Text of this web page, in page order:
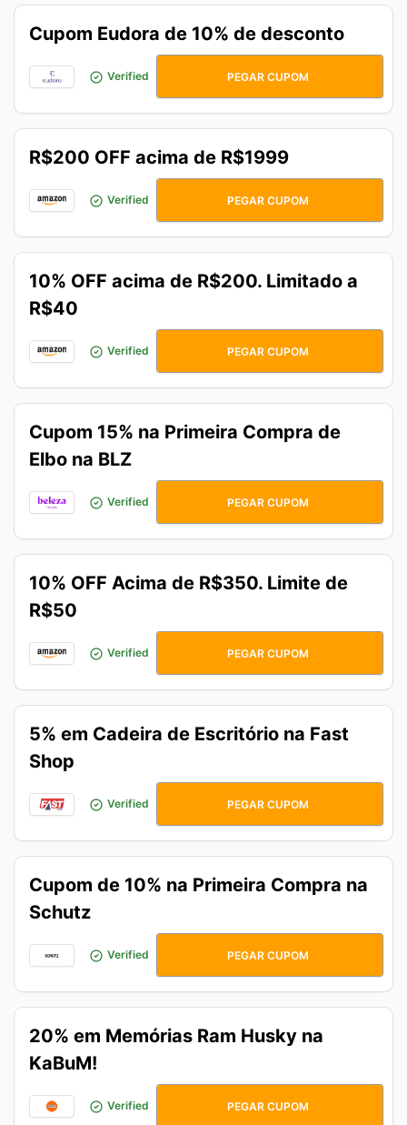
Cupom Eudora de 10% de desconto
Verified QUERO10
PEGAR CUPOM
R$200 OFF acima de R$1999
Verified 200PRIME
PEGAR CUPOM
10% OFF acima de R$200. Limitado a
R$40
Verified SOMOSAMAZON
PEGAR CUPOM
Cupom 15% na Primeira Compra de
Elbo na BLZ
Verified ELBO15
PEGAR CUPOM
10% OFF Acima de R$350. Limite de
R$50
Verified CORRECUPOM
PEGAR CUPOM
5% em Cadeira de Escritório na Fast
Shop
Verified CADEIRA5OFF
PEGAR CUPOM
Cupom de 10% na Primeira Compra na
Schutz
Verified MYFIRSTSCHUTZ
PEGAR CUPOM
20% em Memórias Ram Husky na
KaBuM!
Verified DRAMHUSKY20
PEGAR CUPOM